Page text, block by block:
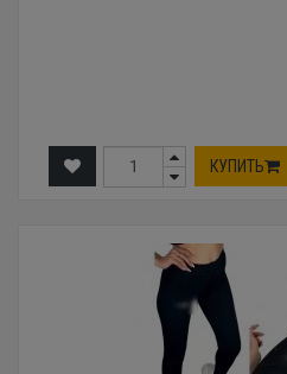
КУПИТЬ